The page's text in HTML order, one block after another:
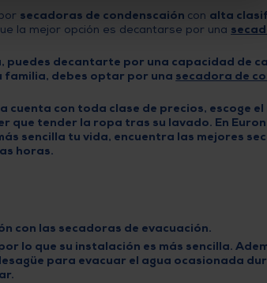
secadoras de condenscaión con alta
la mejor opción es decantarse por una
decantarte por una capacidad de
familia, debes optar por una secadora de
con toda clase de precios, escoge el
que tender la ropa tras su lavado. En
sencilla tu vida, encuentra las mejores
horas.
con las secadoras de evacuación.
lo que su instalación es más sencilla.
para evacuar el agua ocasionada